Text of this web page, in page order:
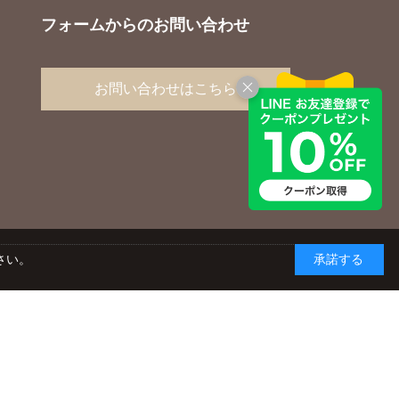
フォームからのお問い合わせ
お問い合わせはこちら
。 承諾する